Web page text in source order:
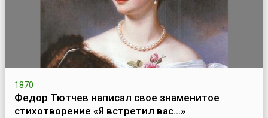
1870
Федор Тютчев написал свое знаменитое
стихотворение «Я встретил вас…»